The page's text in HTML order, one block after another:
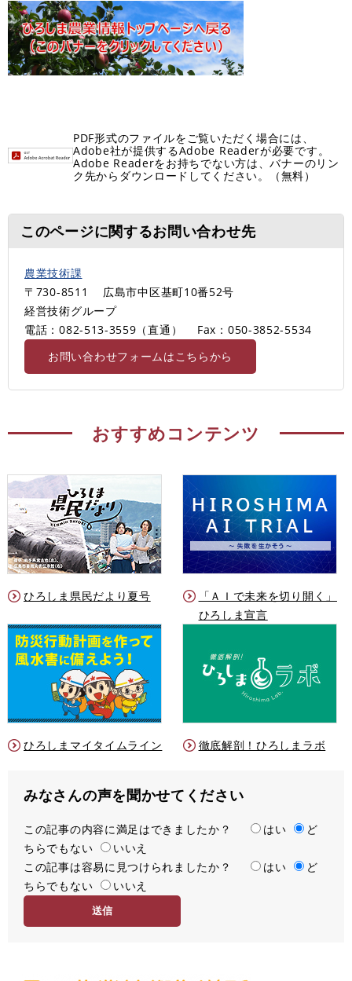
PDF形式のファイルをご覧いただく場合には、
Adobe社が提供するAdobe Readerが必要です。
Adobe Readerをお持ちでない方は、バナーのリン
ク先からダウンロードしてください。（無料）
このページに関するお問い合わせ先
農業技術課
〒730-8511
広島市中区基町10番52号
経営技術グループ
電話：082-513-3559（直通）
Fax：050-3852-5534
お問い合わせフォームはこちらから
おすすめコンテンツ
ひろしま県民だより夏号
「ＡＩで未来を切り開く」
ひろしま宣言
ひろしまマイタイムライン 徹底解剖！ひろしまラボ
みなさんの声を聞かせてください
満
足
度
この記事の内容に満足はできましたか？ はい
ど
ちらでもない
いいえ
容
易
この記事は容易に見つけられましたか？ はい
ど
ちらでもない
いいえ